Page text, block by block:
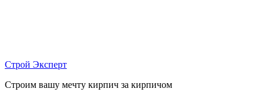
Строй Эксперт
Строим вашу мечту кирпич за кирпичом